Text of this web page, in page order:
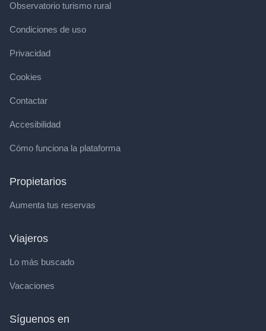
Observatorio turismo rural
Condiciones de uso
Privacidad
Cookies
Contactar
Accesibilidad
Cómo funciona la plataforma
Propietarios
Aumenta tus reservas
Viajeros
Lo más buscado
Vacaciones
Síguenos en